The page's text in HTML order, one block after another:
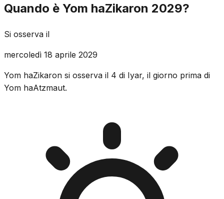
Quando è Yom haZikaron 2029?
Si osserva il
mercoledì 18 aprile 2029
Yom haZikaron si osserva il 4 di Iyar, il giorno prima di
Yom haAtzmaut.